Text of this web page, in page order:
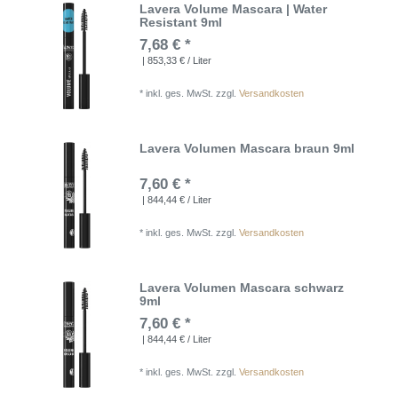
Lavera Volume Mascara | Water
Resistant 9ml
7,68 € *
| 853,33 € / Liter
*inkl. ges. MwSt. zzgl.Versandkosten
Lavera Volumen Mascara braun 9ml
7,60 € *
| 844,44 € / Liter
*inkl. ges. MwSt. zzgl.Versandkosten
Lavera Volumen Mascara schwarz
9ml
7,60 € *
| 844,44 € / Liter
*inkl. ges. MwSt. zzgl.Versandkosten